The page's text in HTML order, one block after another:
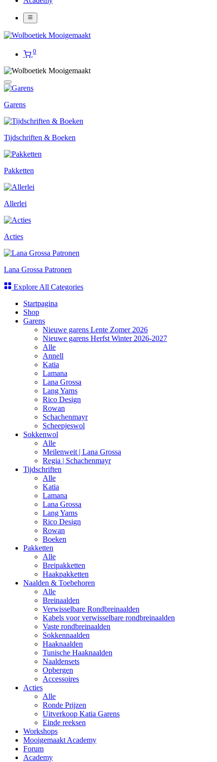
0
Garens
Tijdschriften & Boeken
Pakketten
Allerlei
Acties
Lana Grossa Patronen
Explore All Categories
Startpagina
Shop
Garens
Nieuwe garens Lente Zomer 2026
Nieuwe garens Herfst Winter 2026-2027
Alle
Annell
Katia
Lamana
Lana Grossa
Lang Yarns
Rico Design
Rowan
Schachenmayr
Scheepjeswol
Sokkenwol
Alle
Meilenweit | Lana Grossa
Regia | Schachenmayr
Tijdschriften
Alle
Katia
Lamana
Lana Grossa
Lang Yarns
Rico Design
Rowan
Boeken
Pakketten
Alle
Breipakketten
Haakpakketten
Naalden & Toebehoren
Alle
Breinaalden
Verwisselbare Rondbreinaalden
Kabels voor verwisselbare rondbreinaalden
Vaste rondbreinaalden
Sokkennaalden
Haaknaalden
Tunische Haaknaalden
Naaldensets
Opbergen
Accessoires
Acties
Alle
Ronde Prijzen
Uitverkoop Katia Garens
Einde reeksen
Workshops
Mooigemaakt Academy
Forum
Academy